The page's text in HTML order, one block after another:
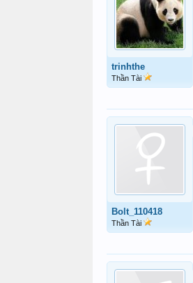
trinhthe
Thần Tài
Bolt_110418
Thần Tài